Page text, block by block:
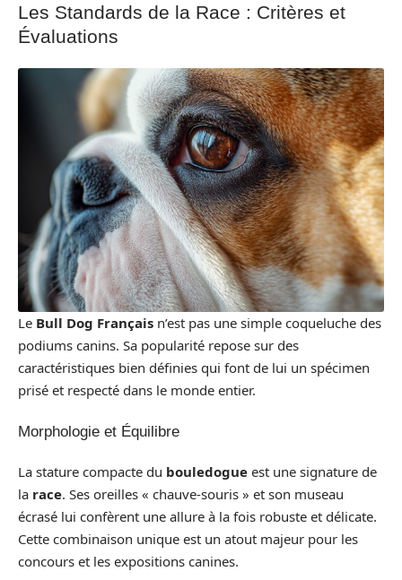
Les Standards de la Race : Critères et
Évaluations
Le Bull Dog Français n’est pas une simple coqueluche des
podiums canins. Sa popularité repose sur des
caractéristiques bien définies qui font de lui un spécimen
prisé et respecté dans le monde entier.
Morphologie et Équilibre
La stature compacte du bouledogue est une signature de
la race. Ses oreilles « chauve-souris » et son museau
écrasé lui confèrent une allure à la fois robuste et délicate.
Cette combinaison unique est un atout majeur pour les
concours et les expositions canines.